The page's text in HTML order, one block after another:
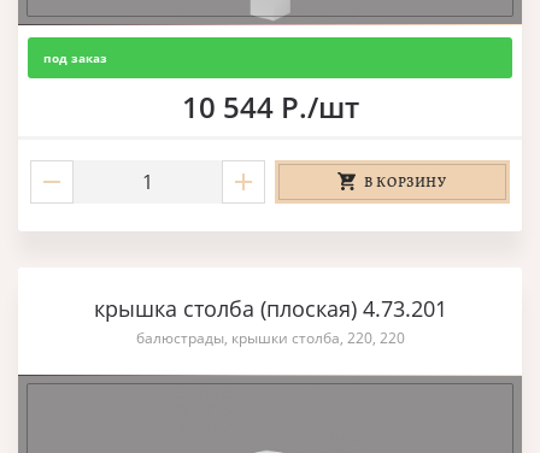
под заказ
10 544 Р./шт
В КОРЗИНУ
крышка столба (плоская) 4.73.201
балюстрады, крышки столба, 220, 220